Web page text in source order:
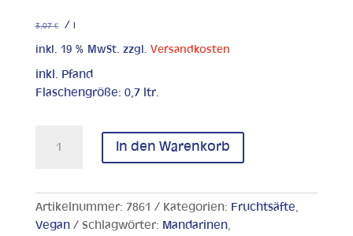
3,07€ /
inkl. 19 % MwSt. zzgl. Versandkosten
inkl. Pfand
Flaschengröße: 0,7 ltr.
In den Warenkorb
Artikelnummer: 7861 Kategorien: Fruchtsäfte
Vegan
Schlagwörter: Mandarinen,